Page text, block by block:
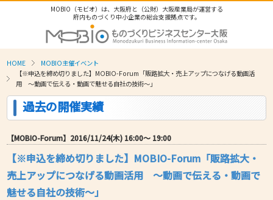
MOBIO（モビオ）は、大阪府と（公財）大阪産業局が運営する
府内ものづくり中小企業の総合支援拠点です。
HOME
MOBIO主催イベント
【※申込を締め切りました】MOBIO-Forum「販路拡大・売上アップにつなげる動画活
用 ～動画で伝える・動画で魅せる自社の技術～」
過去の開催実績
【MOBIO-Forum】2016/11/24(木) 16:00〜 19:00
【※申込を締め切りました】MOBIO-Forum「販路拡大・
売上アップにつなげる動画活用 ～動画で伝える・動画で
魅せる自社の技術～」